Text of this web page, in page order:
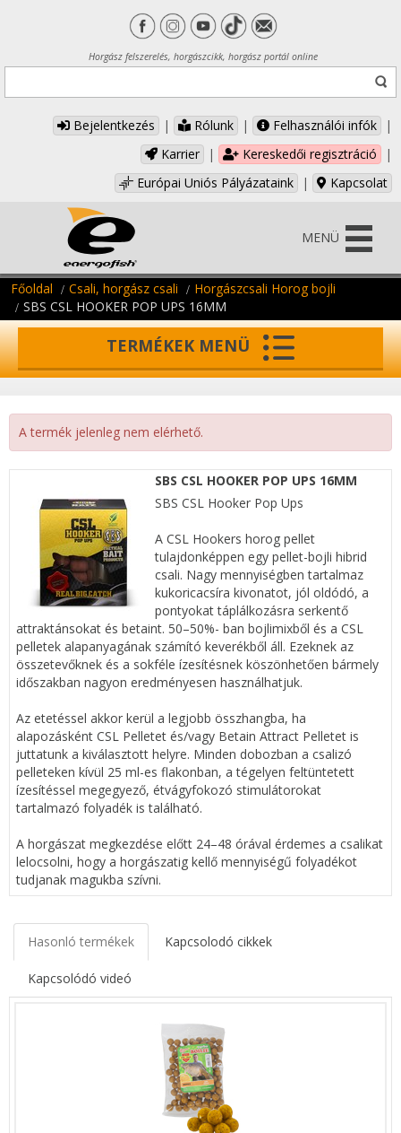
Horgász felszerelés, horgászcikk, horgász portál online
Bejelentkezés | Rólunk | Felhasználói infók
|
Karrier
| Kereskedői regisztráció
|
Európai Uniós Pályázataink
| Kapcsolat
MENÜ
Főoldal Csali, horgász csali
Horgászcsali Horog bojli
SBS CSL HOOKER POP UPS 16MM
TERMÉKEK MENÜ
A termék jelenleg nem elérhető.
SBS CSL HOOKER POP UPS 16MM
SBS CSL Hooker Pop Ups
A CSL Hookers horog pellet
tulajdonképpen egy pellet-bojli hibrid
csali. Nagy mennyiségben tartalmaz
kukoricacsíra kivonatot, jól oldódó, a
pontyokat táplálkozásra serkentő
attraktánsokat és betaint. 50–50%- ban bojlimixből és a CSL
pelletek alapanyagának számító keverékből áll. Ezeknek az
összetevőknek és a sokféle ízesítésnek köszönhetően bármely
időszakban nagyon eredményesen használhatjuk.
Az etetéssel akkor kerül a legjobb összhangba, ha
alapozásként CSL Pelletet és/vagy Betain Attract Pelletet is
juttatunk a kiválasztott helyre. Minden dobozban a csalizó
pelleteken kívül 25 ml-es flakonban, a tégelyen feltüntetett
ízesítéssel megegyező, étvágyfokozó stimulátorokat
tartalmazó folyadék is található.
A horgászat megkezdése előtt 24–48 órával érdemes a csalikat
lelocsolni, hogy a horgászatig kellő mennyiségű folyadékot
tudjanak magukba szívni.
Hasonló termékek Kapcsolodó cikkek
Kapcsolódó videó